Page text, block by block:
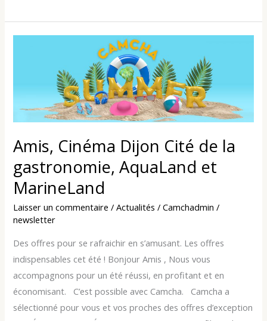
Amis, Cinéma Dijon Cité de la
gastronomie, AquaLand et
MarineLand
Laisser un commentaire /Actualités /Camchadmin/
newsletter
Des offres pour se rafraichir en s’amusant. Les offres
indispensables cet été ! Bonjour Amis , Nous vous
accompagnons pour un été réussi, en profitant et en
économisant. C’est possible avec Camcha. Camcha a
sélectionné pour vous et vos proches des offres d’exception
de
la
gastronomie,
AquaLand
et
MarineLand